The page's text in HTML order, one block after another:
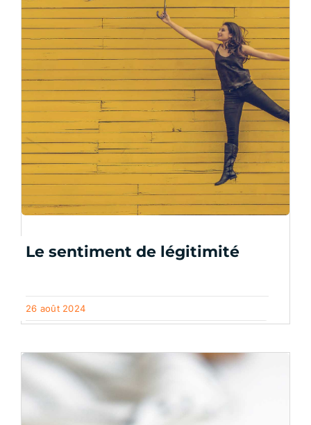
Le sentiment de légitimité
26 août 2024